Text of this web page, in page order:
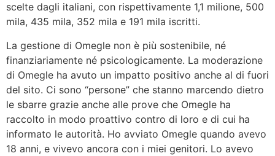
scelte dagli italiani, con rispettivamente 1,1 milione, 500
mila, 435 mila, 352 mila e 191 mila iscritti.
La gestione di Omegle non è più sostenibile, né
finanziariamente né psicologicamente. La moderazione
di Omegle ha avuto un impatto positivo anche al di fuori
del sito. Ci sono “persone” che stanno marcendo dietro
le sbarre grazie anche alle prove che Omegle ha
raccolto in modo proattivo contro di loro e di cui ha
informato le autorità. Ho avviato Omegle quando avevo
18 anni, e vivevo ancora con i miei genitori. Lo avevo